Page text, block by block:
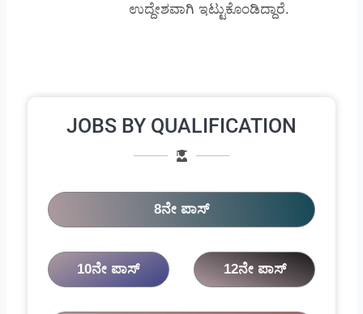
ಉದ್ದೇಶವಾಗಿ ಇಟ್ಟುಕೊಂಡಿದ್ದಾರೆ.
JOBS BY QUALIFICATION
8ನೇ ಪಾಸ್
10ನೇ ಪಾಸ್ 12ನೇ ಪಾಸ್